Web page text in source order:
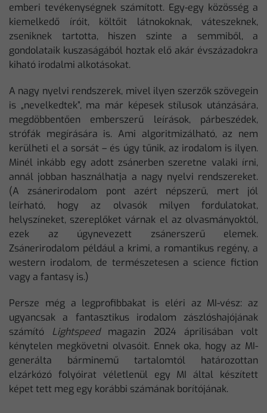
emberi tevékenységnek számított. Egy-egy közösség a
kiemelkedő íróit, költőit látnokoknak, váteszeknek,
zseniknek tartotta, hiszen szinte a semmiből, a
gondolataik kuszaságából hoztak elő akár évszázadokra
kiható irodalmi alkotásokat.
A nagy nyelvi rendszerek, mivel ilyen szerzők szövegein
is „nevelkedtek”, ma már képesek stílusok utánzására,
megdöbbentően emberszerű leírások, párbeszédek,
strófák megírására is. Ami algoritmizálható, az nem
kerülheti el a sorsát – és úgy tűnik, az irodalom is ilyen.
Minél inkább egy adott zsánerben szeretne valaki írni,
annál jobban használhatja a nagy nyelvi rendszereket.
(A zsánerirodalom pont azért népszerű, mert jól
leírható, hogy az olvasók milyen fordulatokat,
helyszíneket, szereplőket várnak el az olvasmányoktól,
ezek az úgynevezett zsánerszerű elemek.
Zsánerirodalom például a krimi, a romantikus regény, a
western irodalom, de természetesen a science fiction
vagy a fantasy is.)
Persze még a legprofibbakat is eléri az MI-vész: az
ugyancsak a fantasztikus irodalom zászlóshajójának
számító Lightspeedmagazin 2024 áprilisában volt
kénytelen megkövetni olvasóit. Ennek oka, hogy az MI-
generálta bárminemű tartalomtól határozottan
elzárkózó folyóirat véletlenül egy MI által készített
képet tett meg egy korábbi számának borítójának.